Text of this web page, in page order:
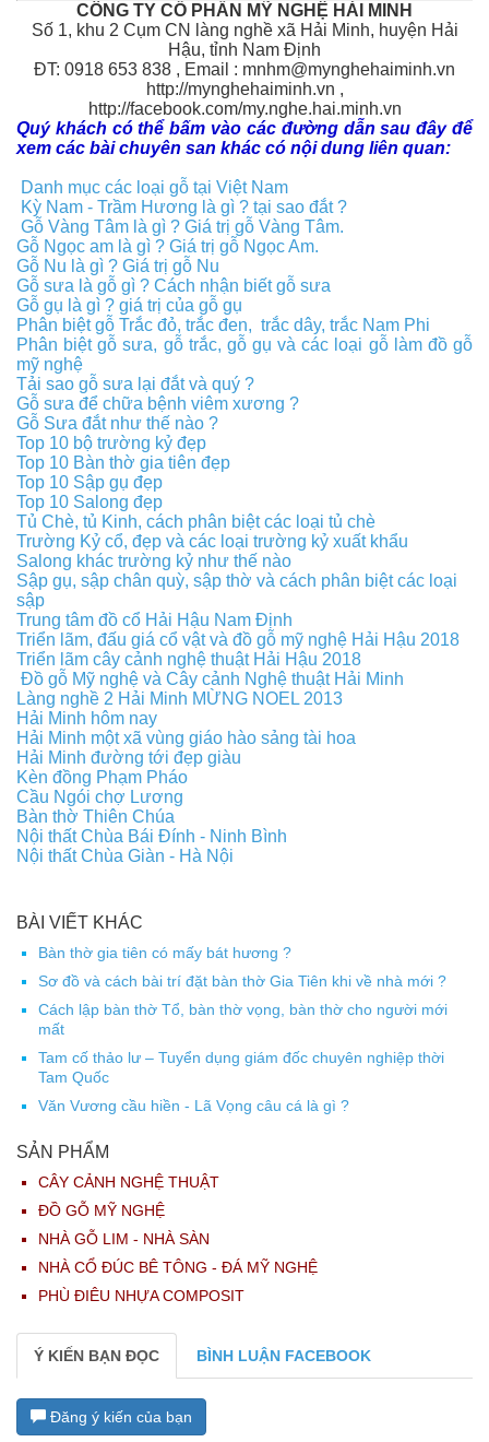
CÔNG TY CỔ PHẦN MỸ NGHỆ HẢI MINH
Số 1, khu 2 Cụm CN làng nghề xã Hải Minh, huyện Hải
Hậu, tỉnh Nam Định
ĐT: 0918 653 838 , Email : mnhm@mynghehaiminh.vn
http://mynghehaiminh.vn ,
http://facebook.com/my.nghe.hai.minh.vn
Quý khách có thể bấm vào các đường dẫn sau đây để
xem các bài chuyên san khác có nội dung liên quan:
Danh mục các loại gỗ tại Việt Nam
Kỳ Nam - Trầm Hương là gì ? tại sao đắt ?
Gỗ Vàng Tâm là gì ? Giá trị gỗ Vàng Tâm.
Gỗ Ngọc am là gì ? Giá trị gỗ Ngọc Am.
Gỗ Nu là gì ? Giá trị gỗ Nu
Gỗ sưa là gỗ gì ? Cách nhận biết gỗ sưa
Gỗ gụ là gì ? giá trị của gỗ gụ
Phân biệt gỗ Trắc đỏ, trắc đen, trắc dây, trắc Nam Phi
Phân biệt gỗ sưa, gỗ trắc, gỗ gụ và các loại gỗ làm đồ gỗ
mỹ nghệ
Tải sao gỗ sưa lại đắt và quý ?
Gỗ sưa để chữa bệnh viêm xương ?
Gỗ Sưa đắt như thế nào ?
Top 10 bộ trường kỷ đẹp
Top 10 Bàn thờ gia tiên đẹp
Top 10 Sập gụ đẹp
Top 10 Salong đẹp
Tủ Chè, tủ Kinh, cách phân biệt các loại tủ chè
Trường Kỷ cổ, đẹp và các loại trường kỷ xuất khẩu
Salong khác trường kỷ như thế nào
Sập gụ, sập chân quỳ, sập thờ và cách phân biệt các loại
sập
Trung tâm đồ cổ Hải Hậu Nam Định
Triển lãm, đấu giá cổ vật và đồ gỗ mỹ nghệ Hải Hậu 2018
Triển lãm cây cảnh nghệ thuật Hải Hậu 2018
Đồ gỗ Mỹ nghệ và Cây cảnh Nghệ thuật Hải Minh
Làng nghề 2 Hải Minh MỪNG NOEL 2013
Hải Minh hôm nay
Hải Minh một xã vùng giáo hào sảng tài hoa
Hải Minh đường tới đẹp giàu
Kèn đồng Phạm Pháo
Cầu Ngói chợ Lương
Bàn thờ Thiên Chúa
Nội thất Chùa Bái Đính - Ninh Bình
Nội thất Chùa Giàn - Hà Nội
BÀI VIẾT KHÁC
Bàn thờ gia tiên có mấy bát hương ?
Sơ đồ và cách bài trí đặt bàn thờ Gia Tiên khi về nhà mới ?
Cách lập bàn thờ Tổ, bàn thờ vọng, bàn thờ cho người mới
mất
Tam cố thảo lư – Tuyển dụng giám đốc chuyên nghiệp thời
Tam Quốc
Văn Vương cầu hiền - Lã Vọng câu cá là gì ?
SẢN PHẨM
CÂY CẢNH NGHỆ THUẬT
ĐỒ GỖ MỸ NGHỆ
NHÀ GỖ LIM - NHÀ SÀN
NHÀ CỔ ĐÚC BÊ TÔNG - ĐÁ MỸ NGHỆ
PHÙ ĐIÊU NHỰA COMPOSIT
Ý KIẾN BẠN ĐỌC BÌNH LUẬN FACEBOOK
Đăng ý kiến của bạn